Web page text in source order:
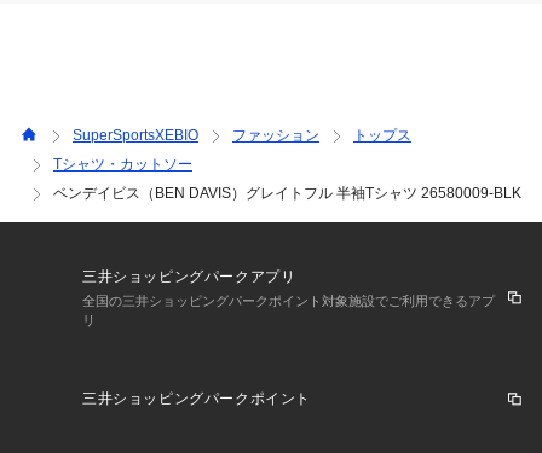
予告なく変更することがあります。あらかじめご了承くださ
い。2026年春夏モデル 2026ssmodel ベンデイビス BEN DAVI
S BENDAVIS スーパースポーツゼビオ ゼビオ Super Sports X
EBIO スポーツカジュアル カットソー Men's Mens メンズ め
SuperSportsXEBIO ファッション
トップス
Tシャツ・カットソー
ベンデイビス（BEN DAVIS）グレイトフル 半袖Tシャツ 26580009-BLK
三井ショッピングパークアプリ
全国の三井ショッピングパークポイント対象施設でご利用できるアプ
リ
三井ショッピングパークポイント